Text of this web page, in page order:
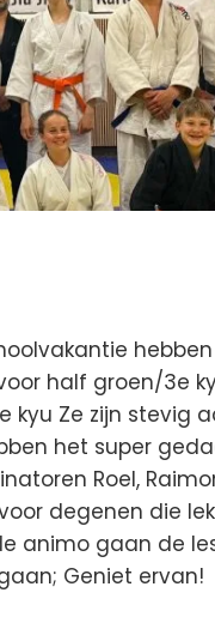
half groen/3e
kyu Ze zijn stevig
het super
Roel,
degenen die
animo gaan de
Geniet ervan!